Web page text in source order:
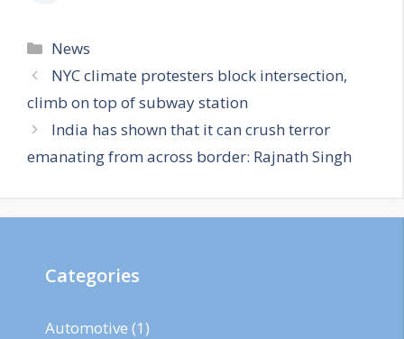
Categories
News
NYC climate protesters block intersection,
climb on top of subway station
India has shown that it can crush terror
emanating from across border: Rajnath Singh
Categories
Automotive (1)